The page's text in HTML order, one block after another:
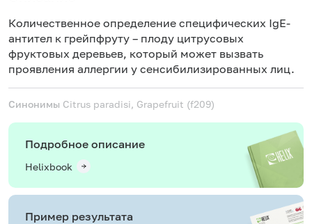
Количественное определение специфических IgE-
антител к грейпфруту – плоду цитрусовых
фруктовых деревьев, который может вызвать
проявления аллергии у сенсибилизированных лиц.
Синонимы Citrus paradisi, Grapefruit (f209)
Подробное описание
Helixbook
Пример результата